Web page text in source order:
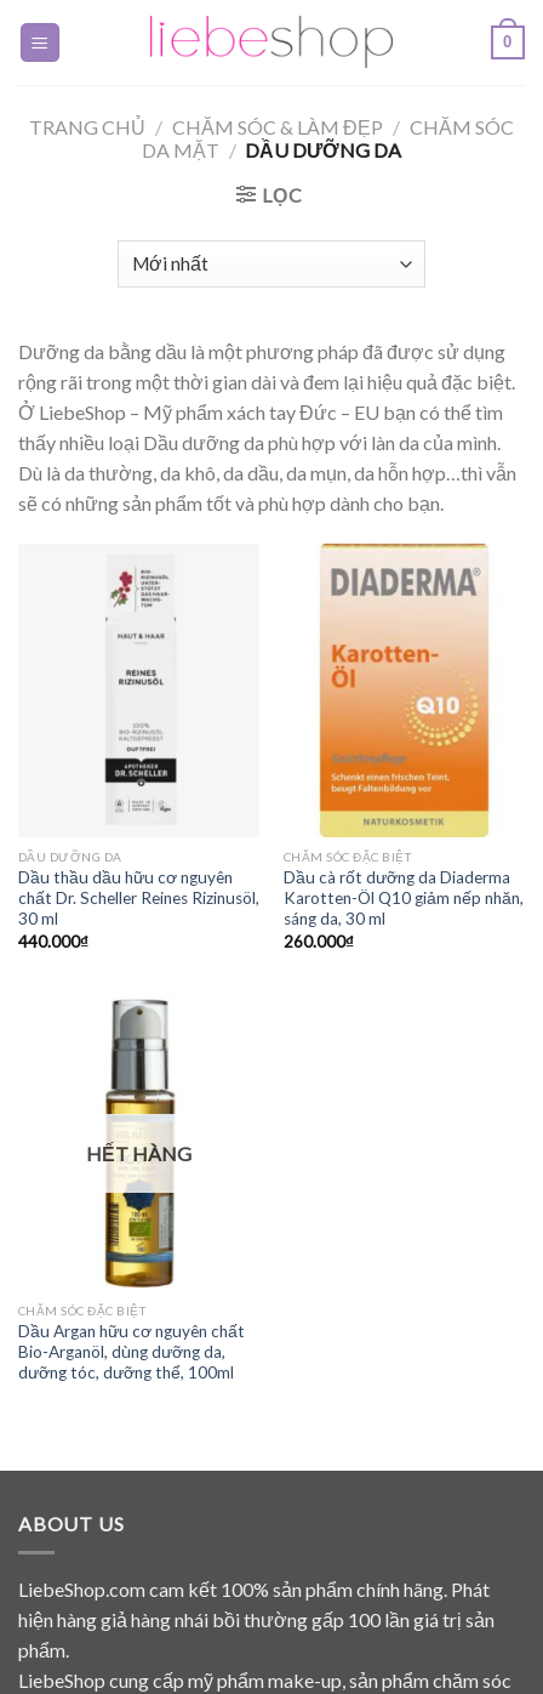
0
TRANG CHỦ / CHĂM SÓC & LÀM ĐẸP / CHĂM SÓC
DA MẶT / DẦU DƯỠNG DA
LỌC
Dưỡng da bằng dầu là một phương pháp đã được sử dụng
rộng rãi trong một thời gian dài và đem lại hiệu quả đặc biệt.
Ở LiebeShop – Mỹ phẩm xách tay Đức – EU bạn có thể tìm
thấy nhiều loại Dầu dưỡng da phù hợp với làn da của mình.
Dù là da thường, da khô, da dầu, da mụn, da hỗn hợp…thì vẫn
sẽ có những sản phẩm tốt và phù hợp dành cho bạn.
DẦU DƯỠNG DA
Dầu thầu dầu hữu cơ nguyên
chất Dr. Scheller Reines Rizinusöl,
30 ml
440.000₫
CHĂM SÓC ĐẶC BIỆT
Dầu cà rốt dưỡng da Diaderma
Karotten-Öl Q10 giảm nếp nhăn,
sáng da, 30 ml
260.000₫
HẾT HÀNG
CHĂM SÓC ĐẶC BIỆT
Dầu Argan hữu cơ nguyên chất
Bio-Arganöl, dùng dưỡng da,
dưỡng tóc, dưỡng thể, 100ml
ABOUT US
LiebeShop.com cam kết 100% sản phẩm chính hãng. Phát
hiện hàng giả hàng nhái bồi thường gấp 100 lần giá trị sản
phẩm.
LiebeShop cung cấp mỹ phẩm make-up, sản phẩm chăm sóc